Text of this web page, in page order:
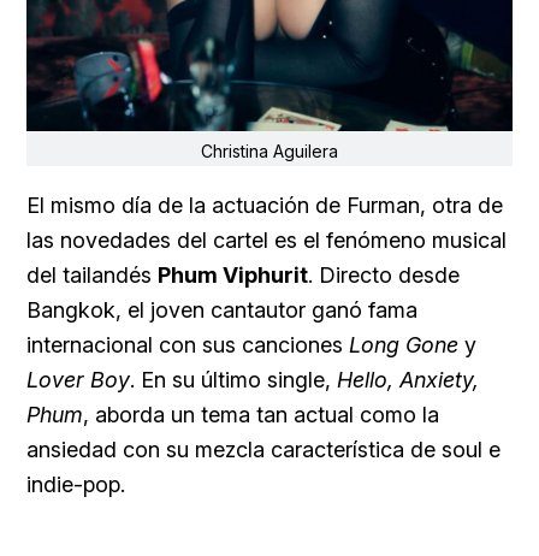
Christina Aguilera
El mismo día de la actuación de Furman, otra de
las novedades del cartel es el fenómeno musical
del tailandés Phum Viphurit. Directo desde
Bangkok, el joven cantautor ganó fama
internacional con sus canciones Long Gone y
Lover Boy. En su último single, Hello, Anxiety,
Phum, aborda un tema tan actual como la
ansiedad con su mezcla característica de soul e
indie-pop.